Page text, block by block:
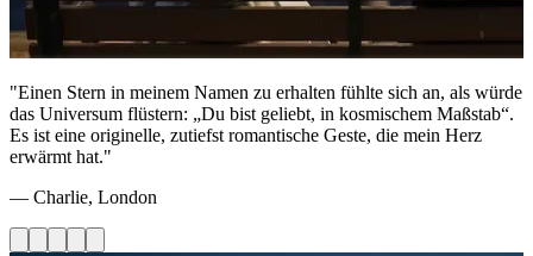
"Einen Stern in meinem Namen zu erhalten fühlte sich an, als würde
das Universum flüstern: „Du bist geliebt, in kosmischem Maßstab“.
Es ist eine originelle, zutiefst romantische Geste, die mein Herz
erwärmt hat."
— Charlie, London